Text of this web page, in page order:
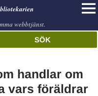
webbtjänst.
SÖK
handlar om
vars föräldrar